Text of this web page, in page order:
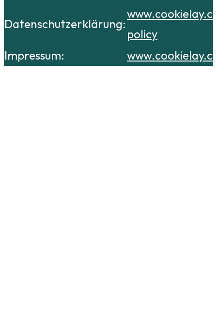
Datenschutzerklärung:
policy
Impressum: